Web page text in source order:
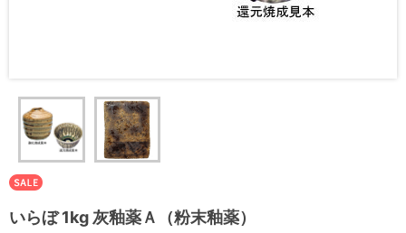
いらぼ 1kg 灰釉薬Ａ（粉末釉薬）